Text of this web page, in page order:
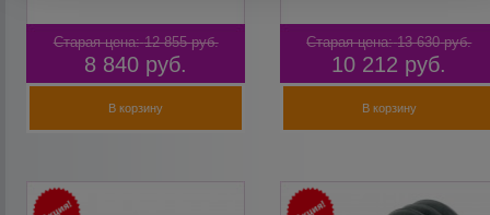
Старая цена: 12 855 руб.
8 840 руб.
В корзину
Старая цена: 13 630 руб.
10 212 руб.
В корзину